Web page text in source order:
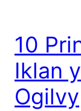
10
Iklan
Ogilvy